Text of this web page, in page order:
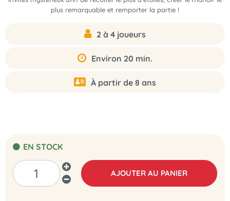
plus remarquable et remporter la partie !
2 à 4 joueurs
Environ 20 min.
À partir de 8 ans
EN STOCK
AJOUTER AU PANIER